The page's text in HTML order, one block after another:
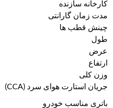
کارخانه سازنده
مدت زمان گارانتی
چینش قطب ها
طول
عرض
ارتفاع
وزن کلی
جریان استارت هوای سرد (CCA)
باتری مناسب خودرو